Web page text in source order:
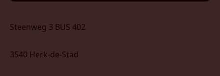
Steenweg 3 BUS 402
3540 Herk-de-Stad